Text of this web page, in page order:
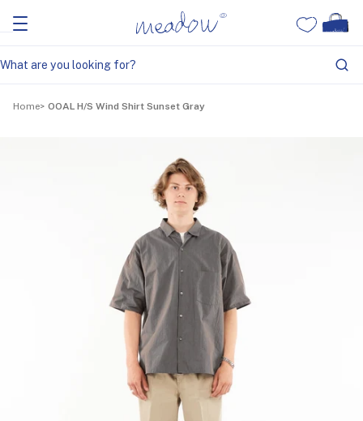
Home OOAL H/S Wind Shirt Sunset Gray